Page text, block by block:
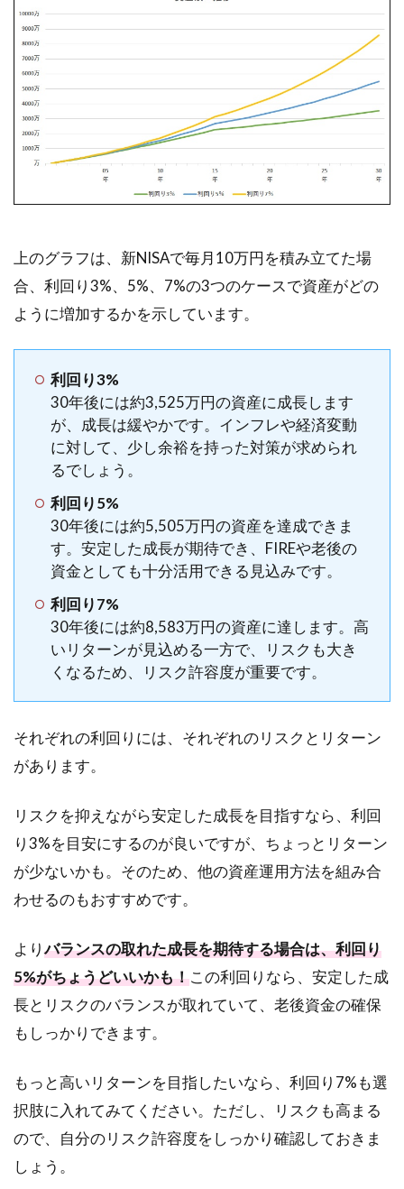
上のグラフは、新NISAで毎月10万円を積み立てた場
合、利回り3%、5%、7%の3つのケースで資産がどの
ように増加するかを示しています。
利回り3%
30年後には約3,525万円の資産に成長します
が、成長は緩やかです。インフレや経済変動
に対して、少し余裕を持った対策が求められ
るでしょう。
利回り5%
30年後には約5,505万円の資産を達成できま
す。安定した成長が期待でき、FIREや老後の
資金としても十分活用できる見込みです。
利回り7%
30年後には約8,583万円の資産に達します。高
いリターンが見込める一方で、リスクも大き
くなるため、リスク許容度が重要です。
それぞれの利回りには、それぞれのリスクとリターン
があります。
リスクを抑えながら安定した成長を目指すなら、利回
り3%を目安にするのが良いですが、ちょっとリターン
が少ないかも。そのため、他の資産運用方法を組み合
わせるのもおすすめです。
よりバランスの取れた成長を期待する場合は、利回り
5%がちょうどいいかも！この利回りなら、安定した成
長とリスクのバランスが取れていて、老後資金の確保
もしっかりできます。
もっと高いリターンを目指したいなら、利回り7%も選
択肢に入れてみてください。ただし、リスクも高まる
ので、自分のリスク許容度をしっかり確認しておきま
しょう。